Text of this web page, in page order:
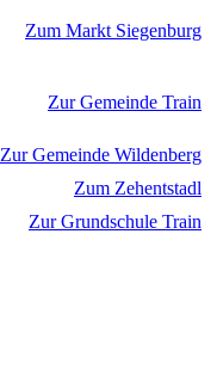
Zum Markt Siegenburg
Zur Gemeinde Train
Zur Gemeinde Wildenberg
Zum Zehentstadl
Zur Grundschule Train